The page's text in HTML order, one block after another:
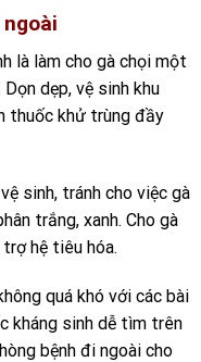
là làm cho gà chọi một
dẹp, vệ sinh khu
thuốc khử trùng đầy
sinh, tránh cho việc gà
trắng, xanh. Cho gà
hệ tiêu hóa.
quá khó với các bài
kháng sinh dễ tìm trên
bệnh đi ngoài cho